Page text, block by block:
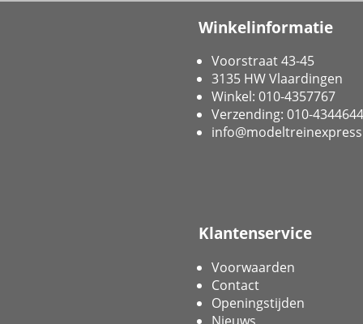
Winkelinformatie
Voorstraat 43-45
3135 HW Vlaardingen
Winkel: 010-4357767
Verzending: 010-4344644
Klantenservice
Voorwaarden
Contact
Openingstijden